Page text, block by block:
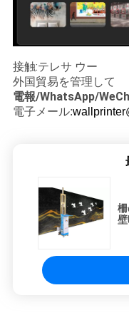
接触:テレサ ウー
外国貿易を管理して
電報/WhatsApp/
電子メール: